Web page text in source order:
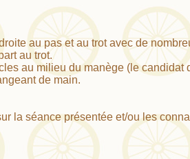
au pas et au trot avec de
au trot.
au milieu du manège (le
de main.
la séance présentée et/ou les